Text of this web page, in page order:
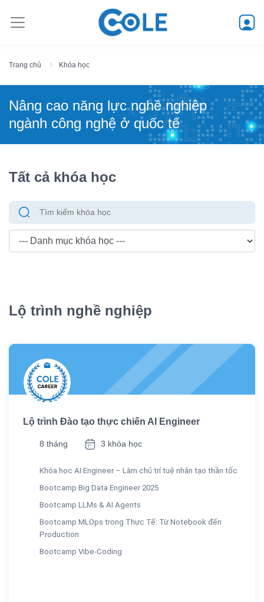
Trang chủ Khóa học
Nâng cao năng lực nghề nghiệp
ngành công nghệ ở quốc tế
Tất cả khóa học
Lộ trình nghề nghiệp
Lộ trình Đào tạo thực chiến AI Engineer
8 tháng 3 khóa học
Khóa học AI Engineer – Làm chủ trí tuệ nhân tạo thần tốc
Bootcamp Big Data Engineer 2025
Bootcamp LLMs & AI Agents
Bootcamp MLOps trong Thực Tế: Từ Notebook đến
Production
Bootcamp Vibe-Coding